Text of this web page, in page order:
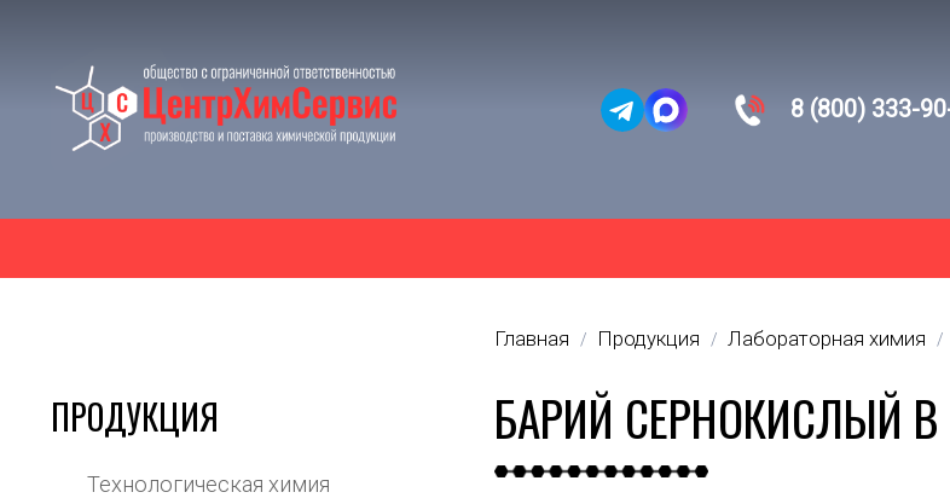
8 (800) 333-
ПРОДУКЦИЯ
Технологическая химия
Главная / Продукция / Лабораторная химия /
БАРИЙ СЕРНОКИСЛЫЙ В